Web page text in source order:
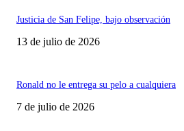
Justicia de San Felipe, bajo observación
13 de julio de 2026
Ronald no le entrega su pelo a cualquiera
7 de julio de 2026